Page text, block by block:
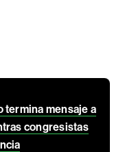
termina mensaje a
congresistas